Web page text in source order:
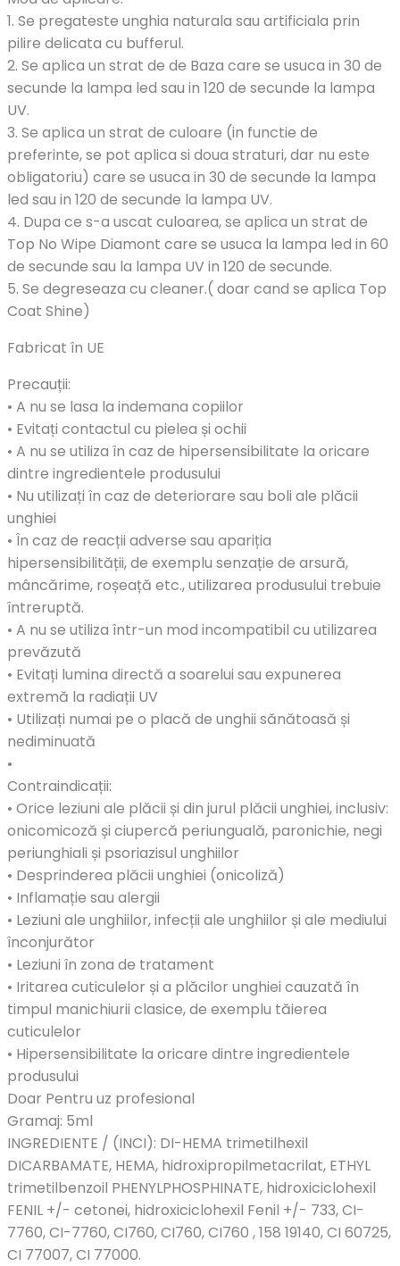
1. Se pregateste unghia naturala sau artificiala prin
pilire delicata cu bufferul.
2. Se aplica un strat de de Baza care se usuca in 30 de
secunde la lampa led sau in 120 de secunde la lampa
UV.
3. Se aplica un strat de culoare (in functie de
preferinte, se pot aplica si doua straturi, dar nu este
obligatoriu) care se usuca in 30 de secunde la lampa
led sau in 120 de secunde la lampa UV.
4. Dupa ce s-a uscat culoarea, se aplica un strat de
Top No Wipe Diamont care se usuca la lampa led in 60
de secunde sau la lampa UV in 120 de secunde.
5. Se degreseaza cu cleaner.( doar cand se aplica Top
Coat Shine)
Fabricat în UE
Precauții:
• A nu se lasa la indemana copiilor
• Evitați contactul cu pielea și ochii
• A nu se utiliza în caz de hipersensibilitate la oricare
dintre ingredientele produsului
• Nu utilizați în caz de deteriorare sau boli ale plăcii
unghiei
• În caz de reacții adverse sau apariția
hipersensibilității, de exemplu senzație de arsură,
mâncărime, roșeață etc., utilizarea produsului trebuie
întreruptă.
• A nu se utiliza într-un mod incompatibil cu utilizarea
prevăzută
• Evitați lumina directă a soarelui sau expunerea
extremă la radiații UV
• Utilizați numai pe o placă de unghii sănătoasă și
nediminuată
•
Contraindicații:
• Orice leziuni ale plăcii și din jurul plăcii unghiei, inclusiv:
onicomicoză și ciupercă periunguală, paronichie, negi
periunghiali și psoriazisul unghiilor
• Desprinderea plăcii unghiei (onicoliză)
• Inflamație sau alergii
• Leziuni ale unghiilor, infecții ale unghiilor și ale mediului
înconjurător
• Leziuni în zona de tratament
• Iritarea cuticulelor și a plăcilor unghiei cauzată în
timpul manichiurii clasice, de exemplu tăierea
cuticulelor
• Hipersensibilitate la oricare dintre ingredientele
produsului
Doar Pentru uz profesional
Gramaj: 5ml
INGREDIENTE / (INCI): DI-HEMA trimetilhexil
DICARBAMATE, HEMA, hidroxipropilmetacrilat, ETHYL
trimetilbenzoil PHENYLPHOSPHINATE, hidroxiciclohexil
FENIL +/- cetonei, hidroxiciclohexil Fenil +/- 733, CI-
7760, CI-7760, CI760, CI760, CI760 , 158 19140, CI 60725,
CI 77007, CI 77000.